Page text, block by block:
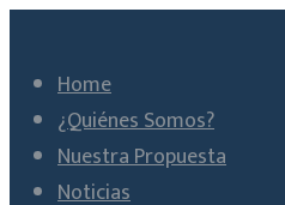
Home
¿Quiénes Somos?
Nuestra Propuesta
Noticias